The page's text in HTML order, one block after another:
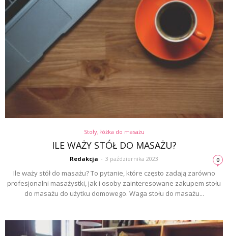
Stoły, łóżka do masażu
ILE WAŻY STÓŁ DO MASAŻU?
Redakcja - 3 października 2023 0
Ile waży stół do masażu? To pytanie, które często zadają zarówno
profesjonalni masażystki, jak i osoby zainteresowane zakupem stołu
do masażu do użytku domowego. Waga stołu do masażu...